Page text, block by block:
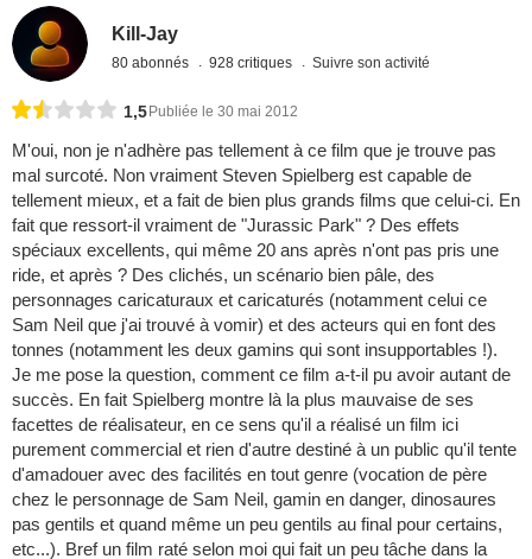
Kill-Jay
80 abonnés 928 critiques Suivre son activité
1,5 Publiée le 30 mai 2012
M'oui, non je n'adhère pas tellement à ce film que je trouve pas
mal surcoté. Non vraiment Steven Spielberg est capable de
tellement mieux, et a fait de bien plus grands films que celui-ci. En
fait que ressort-il vraiment de "Jurassic Park" ? Des effets
spéciaux excellents, qui même 20 ans après n'ont pas pris une
ride, et après ? Des clichés, un scénario bien pâle, des
personnages caricaturaux et caricaturés (notamment celui ce
Sam Neil que j'ai trouvé à vomir) et des acteurs qui en font des
tonnes (notamment les deux gamins qui sont insupportables !).
Je me pose la question, comment ce film a-t-il pu avoir autant de
succès. En fait Spielberg montre là la plus mauvaise de ses
facettes de réalisateur, en ce sens qu'il a réalisé un film ici
purement commercial et rien d'autre destiné à un public qu'il tente
d'amadouer avec des facilités en tout genre (vocation de père
chez le personnage de Sam Neil, gamin en danger, dinosaures
pas gentils et quand même un peu gentils au final pour certains,
etc...). Bref un film raté selon moi qui fait un peu tâche dans la